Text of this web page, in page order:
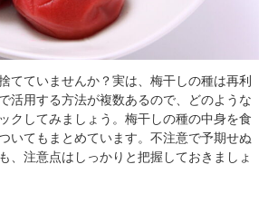
てていませんか？実は、梅干しの種は再利
活用する方法が複数あるので、どのような
クしてみましょう。梅干しの種の中身を食
いてもまとめています。不注意で予期せぬ
、注意点はしっかりと把握しておきましょ